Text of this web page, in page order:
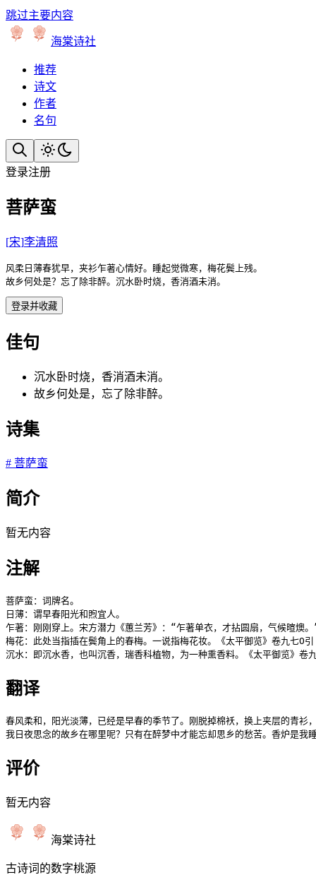
跳过主要内容
海棠诗社
推荐
诗文
作者
名句
登录注册
菩萨蛮
[宋]李清照
风柔日薄春犹早，夹衫乍著心情好。睡起觉微寒，梅花鬓上残。
故乡何处是？忘了除非醉。沉水卧时烧，香消酒未消。
登录并收藏
佳句
沉水卧时烧，香消酒未消。
故乡何处是，忘了除非醉。
诗集
# 菩萨蛮
简介
暂无内容
注解
菩萨蛮：词牌名。
日薄：谓早春阳光和煦宜人。
乍著：刚刚穿上。宋方潜力《蕙兰芳》：“乍著单衣，才拈圆扇，气候暄燠。
梅花：此处当指插在鬓角上的春梅。一说指梅花妆。《太平御览》卷九七O
沉水：即沉水香，也叫沉香，瑞香科植物，为一种熏香料。《太平御览》
翻译
春风柔和，阳光淡薄，已经是早春的季节了。刚脱掉棉袄，换上夹层的青
我日夜思念的故乡在哪里呢？只有在醉梦中才能忘却思乡的愁苦。香炉是
评价
暂无内容
海棠诗社
古诗词的数字桃源